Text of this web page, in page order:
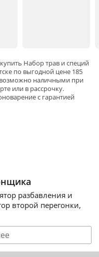
Набор трав и специй
по выгодной цене 185
возможно наличными при
или в рассрочку.
с гарантией
разбавления и
второй перегонки,